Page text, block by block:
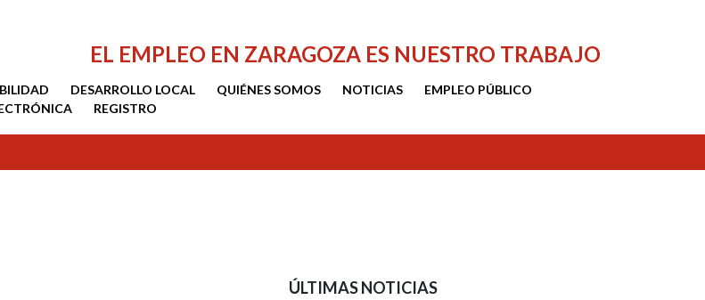
EL EMPLEO EN ZARAGOZA ES NUESTRO TRABAJO
DESARROLLO LOCAL QUIÉNES SOMOS NOTICIAS
EMPLEO PÚBLICO
REGISTRO
ÚLTIMAS NOTICIAS